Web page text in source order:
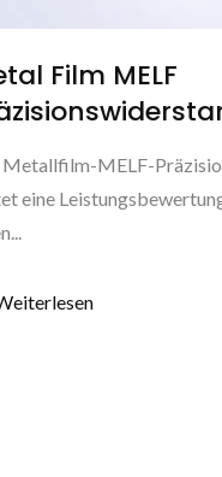
Film MELF
Metallfilm-MELF-
eine